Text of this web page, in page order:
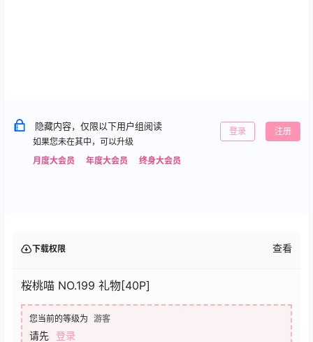
隐藏内容，仅限以下用户组阅读
如果您未在其中，可以升级
月度大会员
年度大会员 终身大会员
登录 注册
下载权限 查看
桜桃喵 NO.199 礼物[40P]
您当前的等级为 游客
请先 登录